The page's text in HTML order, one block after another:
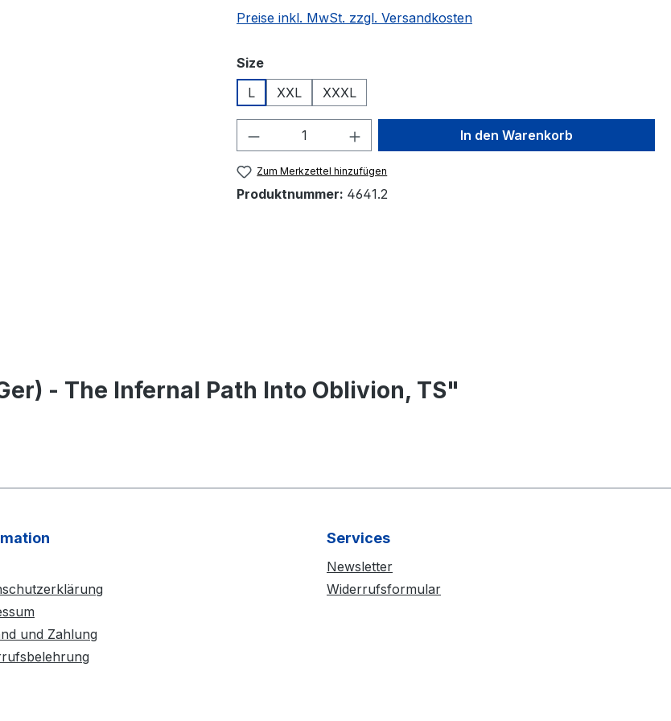
Preise inkl. MwSt. zzgl. Versandkosten
Sizeauswählen
L
XXL XXXL
Produkt Anzahl: Gib den gewünschten Wert
In den Warenkorb
Zum Merkzettel hinzufügen
Produktnummer: 4641.2
- The Infernal Path Into Oblivion, TS"
und Zahlung
Services
Newsletter
Widerrufsformular